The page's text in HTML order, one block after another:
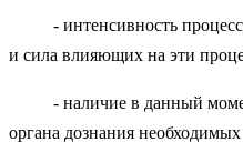
- интенсивность
и сила влияющих на эти
- наличие в данный
органа дознания